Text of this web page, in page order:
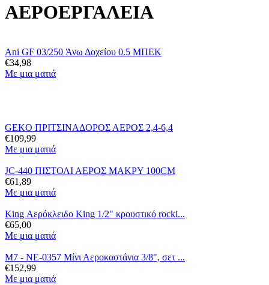
ΑΕΡΟΕΡΓΑΛΕΙΑ
Ani GF 03/250 Άνω Δοχείου 0.5 ΜΠΕΚ
€34,98
Με μια ματιά
GEKO ΠΡΙΤΣΙΝΑΔΟΡΟΣ ΑΕΡΟΣ 2,4-6,4
€109,99
Με μια ματιά
JC-440 ΠΙΣΤΟΛΙ ΑΕΡΟΣ ΜΑΚΡΥ 100CM
€61,89
Με μια ματιά
King Αερόκλειδο King 1/2" κρουστικό rocki...
€65,00
Με μια ματιά
M7 - NE-0357 Μίνι Αεροκαστάνια 3/8", σετ ...
€152,99
Με μια ματιά